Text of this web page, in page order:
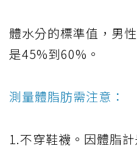
體水分的標準值，男
是45%到60%。
測量體脂肪需注意：
1.不穿鞋襪。因體脂